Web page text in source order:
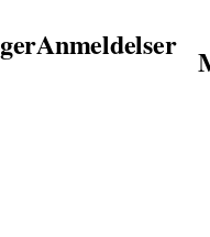
Anmeldelser